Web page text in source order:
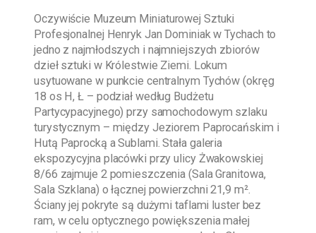
Oczywiście Muzeum Miniaturowej Sztuki
Profesjonalnej Henryk Jan Dominiak w Tychach to
jedno z najmłodszych i najmniejszych zbiorów
dzieł sztuki w Królestwie Ziemi. Lokum
usytuowane w punkcie centralnym Tychów (okręg
18 os H, Ł – podział według Budżetu
Partycypacyjnego) przy samochodowym szlaku
turystycznym – między Jeziorem Paprocańskim i
Hutą Paprocką a Sublami. Stała galeria
ekspozycyjna placówki przy ulicy Żwakowskiej
8/66 zajmuje 2 pomieszczenia (Sala Granitowa,
Sala Szklana) o łącznej powierzchni 21,9 m².
Ściany jej pokryte są dużymi taflami luster bez
ram, w celu optycznego powiększenia małej